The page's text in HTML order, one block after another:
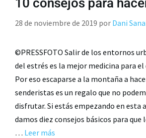
10 consejos para
28 de noviembre de 2019 por Dani
©PRESSFOTO Salir de los entornos
del estrés es la mejor medicina para
Por eso escaparse a la montaña a
senderistas es un regalo que no
disfrutar. Si estás empezando en esta
damos diez consejos básicos para que
… Leer más